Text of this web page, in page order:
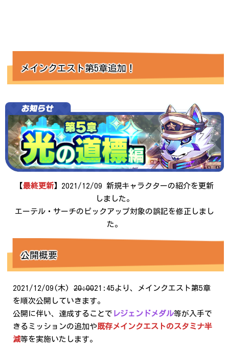
メインクエスト第5章追加！
【最終更新】2021/12/09 新規キャラクターの紹介を更新
しました。
エーテル・サーチのピックアップ対象の誤記を修正しまし
た。
公開概要
2021/12/09(木) 20:0021:45より、メインクエスト第5章
を順次公開していきます。
公開に伴い、達成することで レジェンドメダル等が入手で
きるミッションの追加や既存メインクエストのスタミナ半
減等を実施いたします。